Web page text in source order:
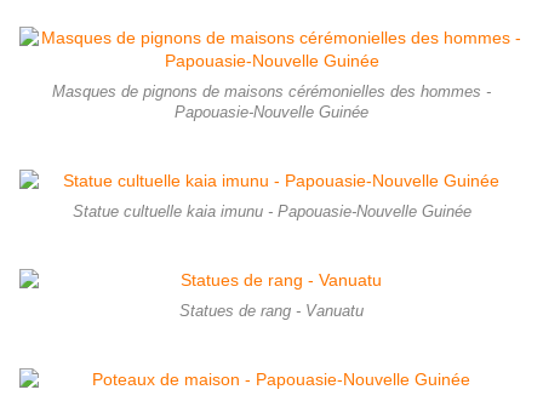
Masques de pignons de maisons cérémonielles des hommes -
Papouasie-Nouvelle Guinée
Statue cultuelle kaia imunu - Papouasie-Nouvelle Guinée
Statues de rang - Vanuatu